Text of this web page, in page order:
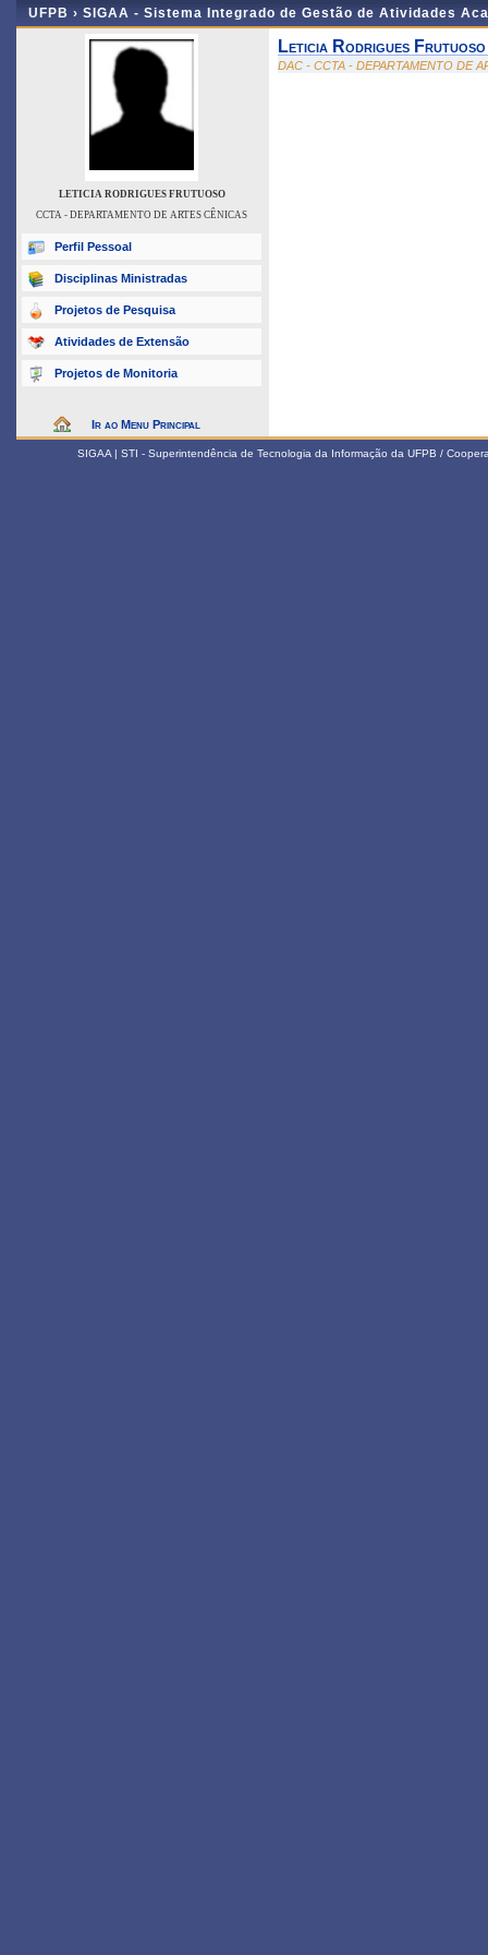
UFPB › SIGAA - Sistema Integrado de Gestão de Atividades
LETICIA RODRIGUES FRUTUOSO
CCTA - DEPARTAMENTO DE ARTES CÊNICAS
Perfil Pessoal
Disciplinas Ministradas
Projetos de Pesquisa
Atividades de Extensão
Projetos de Monitoria
Ir ao Menu Principal
Leticia Rodrigues Frutuoso
DAC - CCTA - DEPARTAMENTO DE
SIGAA | STI - Superintendência de Tecnologia da Informação da UFPB /